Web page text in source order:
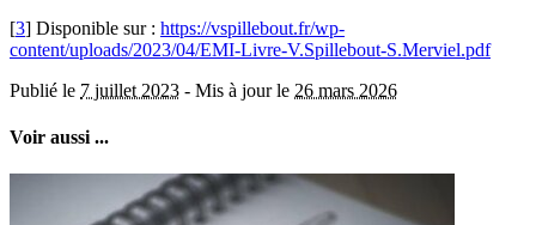
[3] Disponible sur : https://vspillebout.fr/wp-
content/uploads/2023/04/EMI-Livre-V.Spillebout-S.Merviel.pdf
Publié le 7 juillet 2023 - Mis à jour le 26 mars 2026
Voir aussi ...